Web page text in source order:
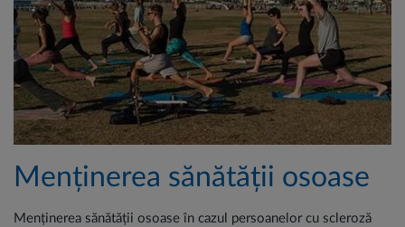
Menținerea sănătății osoase
Menținerea sănătății osoase în cazul persoanelor cu scleroză